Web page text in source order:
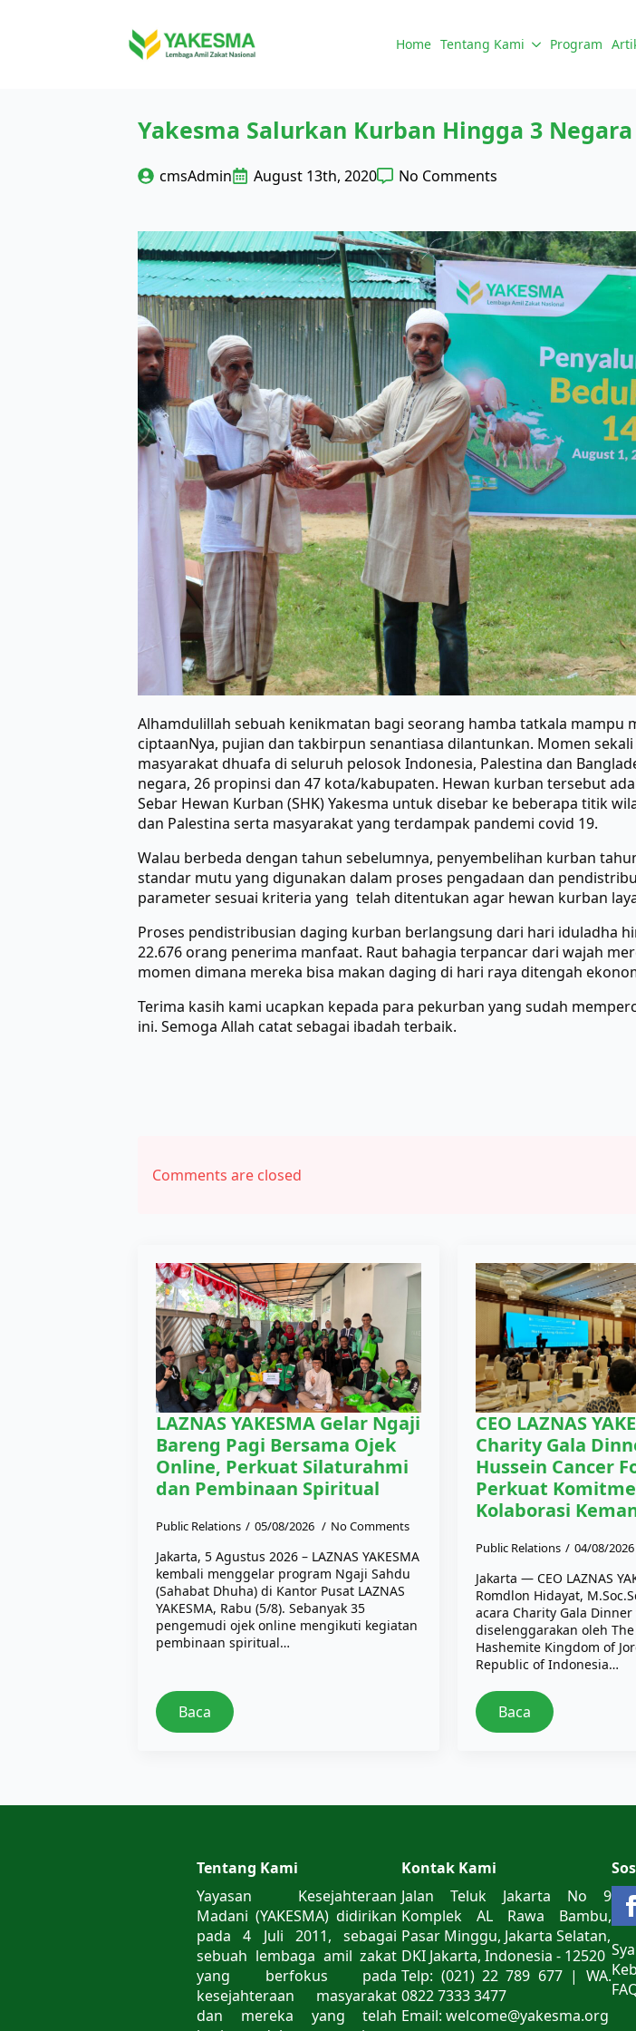
Home Tentang Kami Program
Yakesma Salurkan Kurban Hingga 3 Negara
cmsAdmin August 13th, 2020 No Comments
Alhamdulillah sebuah kenikmatan bagi seorang hamba tatkala
ciptaanNya, pujian dan takbirpun senantiasa dilantunkan. Momen
masyarakat dhuafa di seluruh pelosok Indonesia, Palestina dan
negara, 26 propinsi dan 47 kota/kabupaten. Hewan kurban tersebut
Sebar Hewan Kurban (SHK) Yakesma untuk disebar ke beberapa titik
dan Palestina serta masyarakat yang terdampak pandemi covid 19.
Walau berbeda dengan tahun sebelumnya, penyembelihan kurban
standar mutu yang digunakan dalam proses pengadaan dan
parameter sesuai kriteria yang telah ditentukan agar hewan kurban
Proses pendistribusian daging kurban berlangsung dari hari iduladha
22.676 orang penerima manfaat. Raut bahagia terpancar dari wajah
momen dimana mereka bisa makan daging di hari raya ditengah
Terima kasih kami ucapkan kepada para pekurban yang sudah
ini. Semoga Allah catat sebagai ibadah terbaik.
Comments are closed
LAZNAS YAKESMA Gelar Ngaji
Bareng Pagi Bersama Ojek
Online, Perkuat Silaturahmi
dan Pembinaan Spiritual
Public Relations 05/08/2026 No Comments
Jakarta, 5 Agustus 2026 – LAZNAS YAKESMA
kembali menggelar program Ngaji Sahdu
(Sahabat Dhuha) di Kantor Pusat LAZNAS
YAKESMA, Rabu (5/8). Sebanyak 35
pengemudi ojek online mengikuti kegiatan
pembinaan spiritual…
Baca
CEO LAZNAS
Charity Gala
Hussein Cancer
Perkuat
Kolaborasi
Public Relations 04/08/2026
Jakarta — CEO LAZNAS
Romdlon Hidayat,
acara Charity Gala Dinner
diselenggarakan oleh
Hashemite Kingdom of
Republic of Indonesia…
Baca
Tentang Kami
Yayasan Kesejahteraan
Madani (YAKESMA) didirikan
pada 4 Juli 2011, sebagai
sebuah lembaga amil zakat
yang berfokus pada
kesejahteraan masyarakat
dan mereka yang telah
Kontak Kami
Jalan Teluk Jakarta No 9
Komplek AL Rawa Bambu,
Pasar Minggu, Jakarta Selatan,
DKI Jakarta, Indonesia - 12520
Telp: (021) 22 789 677 | WA.
0822 7333 3477
Email: welcome@yakesma.org